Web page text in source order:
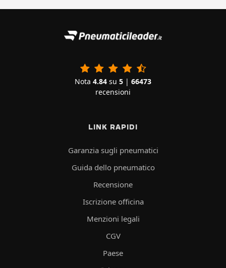
Nota 4.84 su 5 | 66473
recensioni
LINK RAPIDI
Garanzia sugli pneumatici
Guida dello pneumatico
Recensione
Iscrizione officina
Menzioni legali
CGV
Paese